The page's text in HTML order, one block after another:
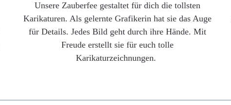
Unsere Zauberfee gestaltet für dich die tollsten
Karikaturen. Als gelernte Grafikerin hat sie das Auge
für Details. Jedes Bild geht durch ihre Hände. Mit
Freude erstellt sie für euch tolle
Karikaturzeichnungen.